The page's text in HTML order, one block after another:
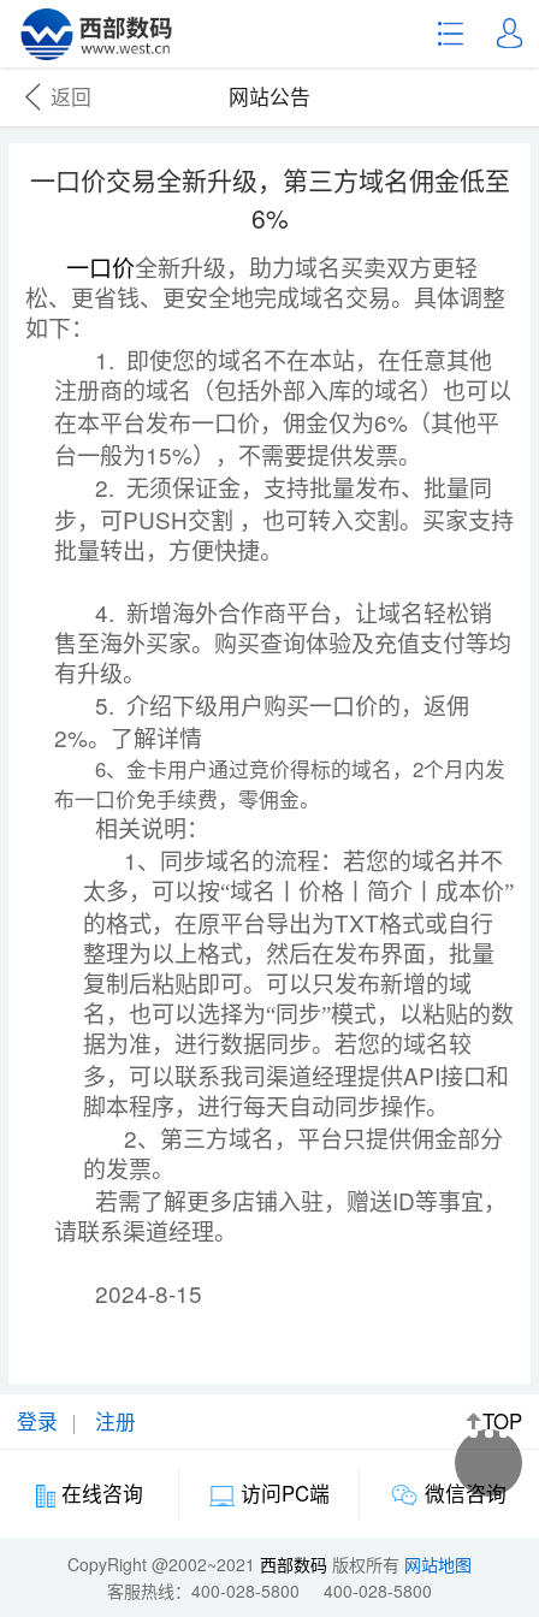
网站公告
返回
一口价交易全新升级，第三方域名佣金低至
6%
一口价全新升级，助力域名买卖双方更轻
松、更省钱、更安全地完成域名交易。具体调整
如下：
1.
即使您的域名不在本站，在任意其他
注册商的域名（包括外部入库的域名）也可以
在本平台发布一口价，佣金仅为6% （其他平
台一般为15%），不需要提供发票。
2. 无须保证金，支持批量发布、批量同
步，可 PUSH交割
，也可转入交割。买家支持
批量转出，方便快捷。
4. 新增海外合作商平台，让域名轻松销
售至海外买家。购买查询体验及充值支付等均
有升级。
5. 介绍下级用户购买一口价的，返佣
2%。了解详情
6、金卡用户通过竞价得标的域名，2个月内发
布一口价免手续费，零佣金。
相关说明：
1 、同步域名的流程：若您的域名并不
太多，可以按“域名丨价格丨简介丨成本价”
的格式，在原平台导出为TXT格式或自行
整理为以上格式，然后在发布界面，批量
复制后粘贴即可。可以只发布新增的域
名，也可以选择为“同步”模式，以粘贴的数
据为准，进行数据同步。若您的域名较
多，可以联系我司渠道经理提供API接口和
脚本程序，进行每天自动同步操作。
2、第三方域名，平台只提供佣金部分
的发票。
若需了解更多店铺入驻，赠送ID等事宜，
请联系渠道经理。
2024-8-15
登录 注册 TOP
在线咨询 访问PC端 微信咨询
CopyRight @2002~2021 西部数码 版权所有 网站地图
客服热线： 400-028-5800 400-028-5800